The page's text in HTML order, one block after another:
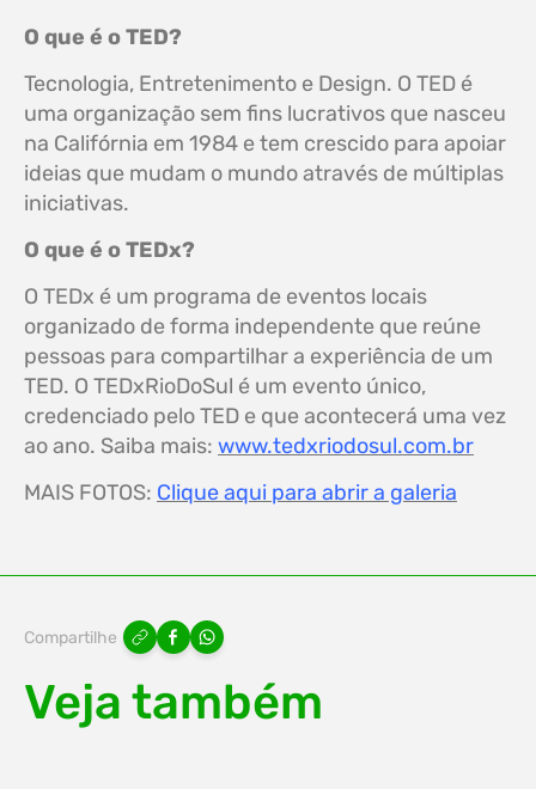
O que é o TED?
Tecnologia, Entretenimento e Design. O TED é
uma organização sem fins lucrativos que nasceu
na Califórnia em 1984 e tem crescido para apoiar
ideias que mudam o mundo através de múltiplas
iniciativas.
O que é o TEDx?
O TEDx é um programa de eventos locais
organizado de forma independente que reúne
pessoas para compartilhar a experiência de um
TED. O TEDxRioDoSul é um evento único,
credenciado pelo TED e que acontecerá uma vez
ao ano. Saiba mais: www.tedxriodosul.com.br
MAIS FOTOS: Clique aqui para abrir a galeria
Compartilhe
Veja também